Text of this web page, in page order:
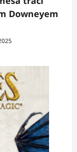
Downeyem